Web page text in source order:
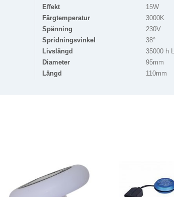
Effekt
15W
Färgtemperatur
3000K
Spänning
230V
Spridningsvinkel
38°
Livslängd
35000 h
Diameter
95mm
Längd
110mm